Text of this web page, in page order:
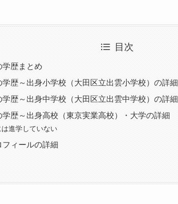
目次
学歴まとめ
学歴～出身小学校（大田区立出雲小学校）の詳細
学歴～出身中学校（大田区立出雲中学校）の詳細
学歴～出身高校（東京実業高校）・大学の詳細
は進学していない
フィールの詳細